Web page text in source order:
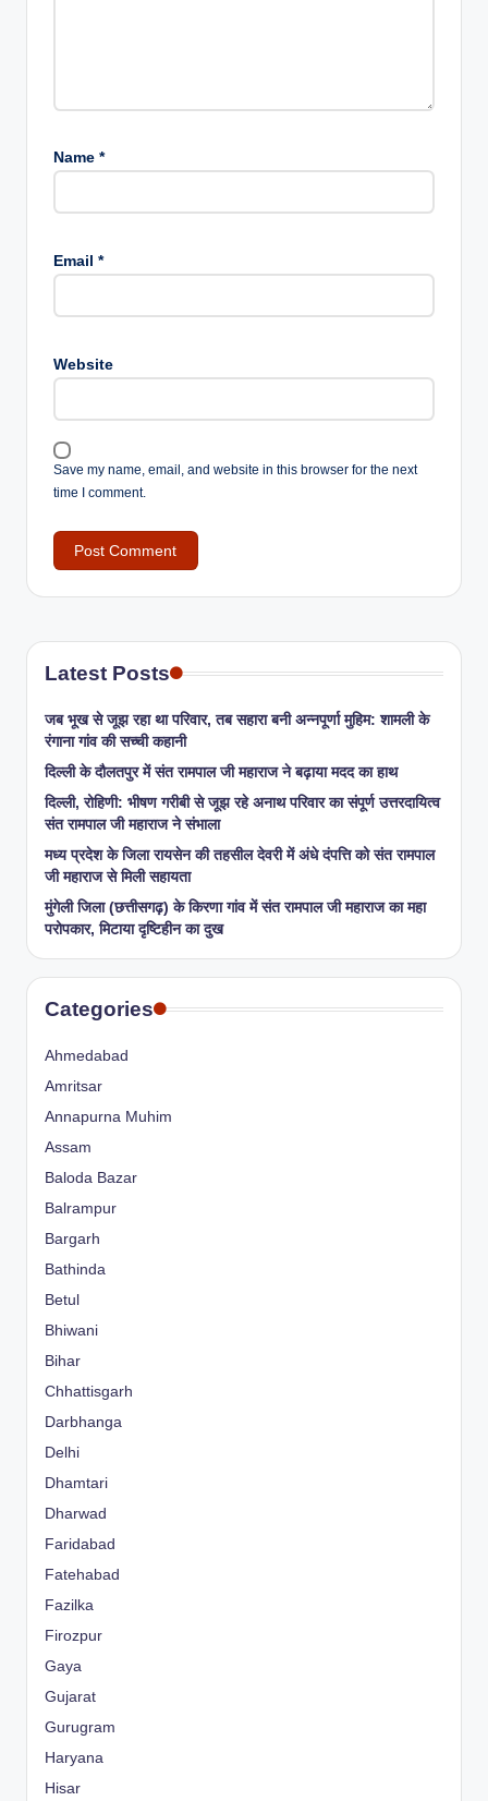
Name *
Email *
Website
Save my name, email, and website in this browser for the next
time I comment.
Latest Posts
जब भूख से जूझ रहा था परिवार, तब सहारा बनी अन्नपूर्णा मुहिम: शामली के
रंगाना गांव की सच्ची कहानी
​दिल्ली के दौलतपुर में संत रामपाल जी महाराज ने बढ़ाया मदद का हाथ
दिल्ली, रोहिणी: भीषण गरीबी से जूझ रहे अनाथ परिवार का संपूर्ण उत्तरदायित्व
संत रामपाल जी महाराज ने संभाला
मध्य प्रदेश के जिला रायसेन की तहसील देवरी में अंधे दंपत्ति को संत रामपाल
जी महाराज से मिली सहायता
​मुंगेली जिला (छत्तीसगढ़) के किरणा गांव में संत रामपाल जी महाराज का महा
परोपकार, मिटाया दृष्टिहीन का दुख
Categories
Ahmedabad
Amritsar
Annapurna Muhim
Assam
Baloda Bazar
Balrampur
Bargarh
Bathinda
Betul
Bhiwani
Bihar
Chhattisgarh
Darbhanga
Delhi
Dhamtari
Dharwad
Faridabad
Fatehabad
Fazilka
Firozpur
Gaya
Gujarat
Gurugram
Haryana
Hisar